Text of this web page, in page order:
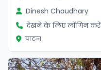
Dinesh Chaudhary
देखने के लिए लॉगिन करें
पाटन